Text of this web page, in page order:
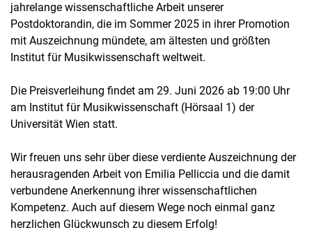
jahrelange wissenschaftliche Arbeit unserer
Postdoktorandin, die im Sommer 2025 in ihrer Promotion
mit Auszeichnung mündete, am ältesten und größten
Institut für Musikwissenschaft weltweit.
Die Preisverleihung findet am 29. Juni 2026 ab 19:00 Uhr
am Institut für Musikwissenschaft (Hörsaal 1) der
Universität Wien statt.
Wir freuen uns sehr über diese verdiente Auszeichnung der
herausragenden Arbeit von Emilia Pelliccia und die damit
verbundene Anerkennung ihrer wissenschaftlichen
Kompetenz. Auch auf diesem Wege noch einmal ganz
herzlichen Glückwunsch zu diesem Erfolg!